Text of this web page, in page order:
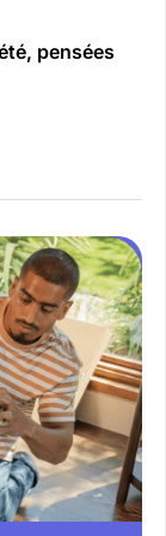
pensées